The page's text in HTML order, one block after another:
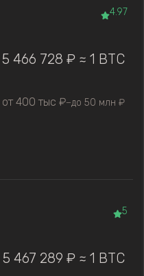
4.97
5 466 728 ₽ ≈ 1 BTC
от 400 тыс ₽—до 50 млн ₽
5
5 467 289 ₽ ≈ 1 BTC